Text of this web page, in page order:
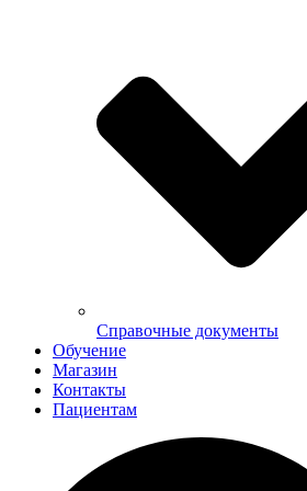
Справочные документы
Обучение
Магазин
Контакты
Пациентам